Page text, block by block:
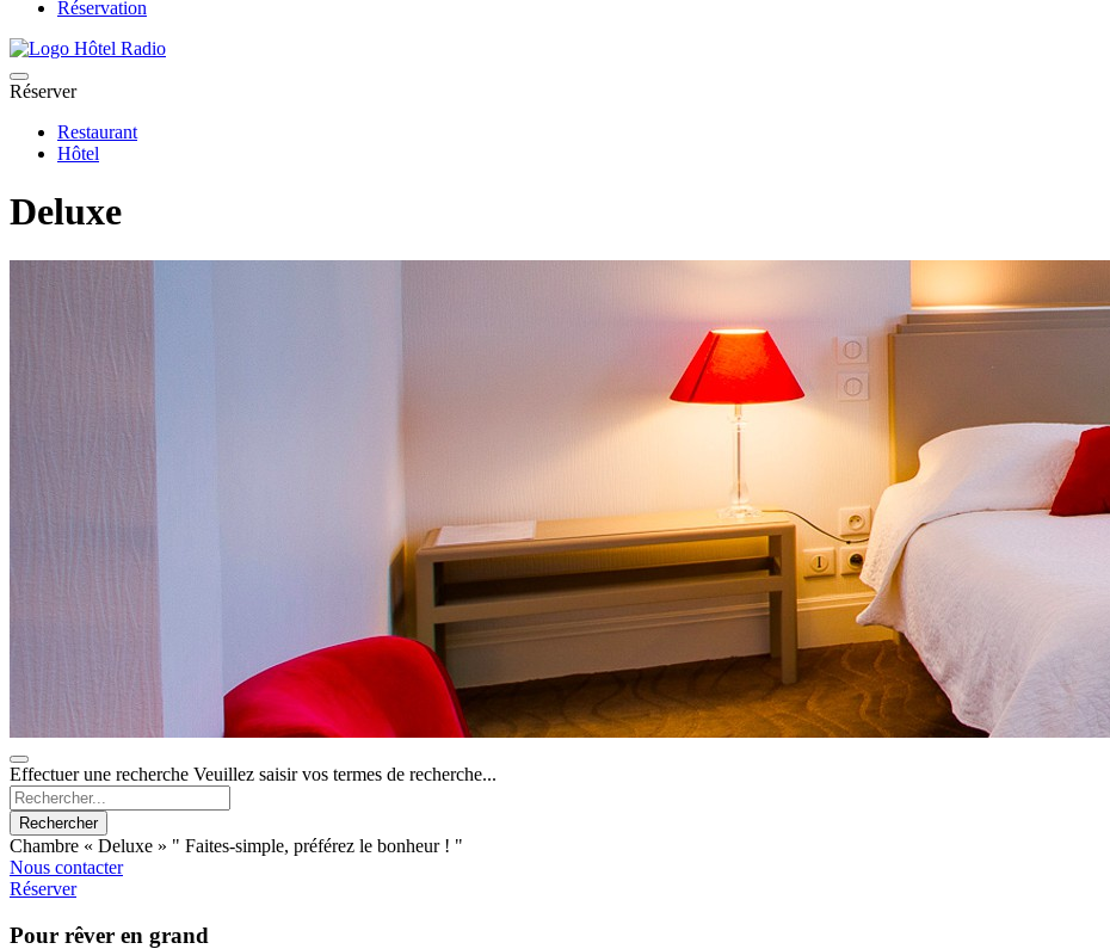
Réservation
Réserver
Restaurant
Hôtel
Deluxe
Effectuer une recherche Veuillez saisir vos termes de recherche...
Rechercher
Chambre « Deluxe » " Faites-simple, préférez le bonheur ! "
Nous contacter
Réserver
Pour rêver en grand